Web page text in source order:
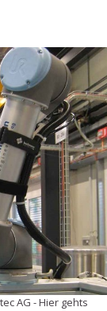
AG -Hier gehts